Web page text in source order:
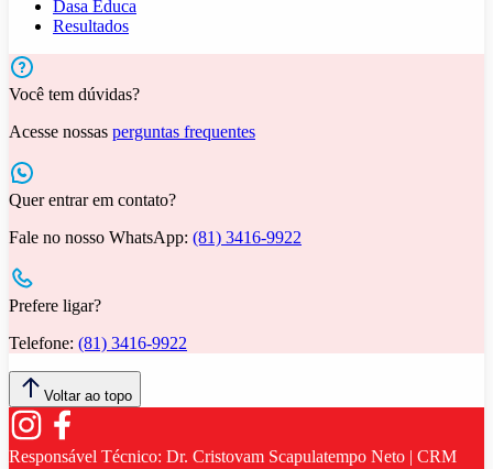
Dasa Educa
Resultados
Você tem dúvidas?
Acesse nossas perguntas frequentes
Quer entrar em contato?
Fale no nosso WhatsApp: (81) 3416-9922
Prefere ligar?
Telefone: (81) 3416-9922
Voltar ao topo
Responsável Técnico: Dr. Cristovam Scapulatempo Neto | CRM